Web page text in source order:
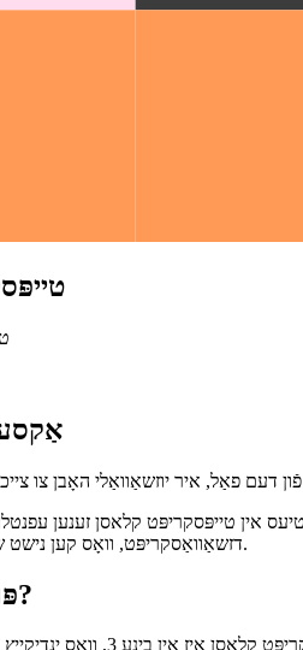
אין טייפּסקריפּט קלאסן זענען
פּריוואַט פעלדער אין דזשאַוואַסקריפּט?